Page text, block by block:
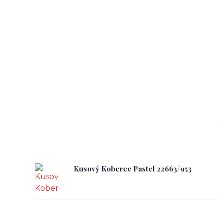
Kusový Koberec Pastel 22663/953